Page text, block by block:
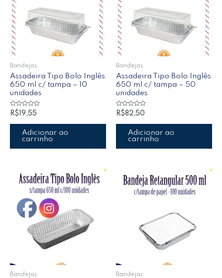
Bandejas
Assadeira Tipo Bolo Inglês
650 ml c/ tampa – 10
unidades
Avaliação
0
de
R$ 19,55
Adicionar ao
carrinho
Bandejas
Assadeira Tipo Bolo Inglês
650 ml c/ tampa – 50
unidades
Avaliação
0
de
R$82,50
Adicionar ao
carrinho
Bandejas Bandejas